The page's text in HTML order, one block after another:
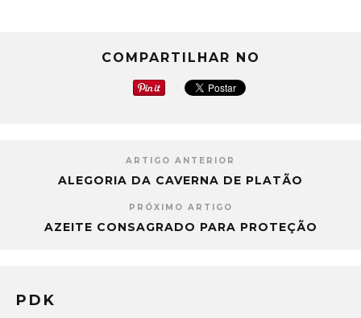
COMPARTILHAR NO
ARTIGO ANTERIOR
ALEGORIA DA CAVERNA DE PLATÃO
PRÓXIMO ARTIGO
AZEITE CONSAGRADO PARA PROTEÇÃO
PDK